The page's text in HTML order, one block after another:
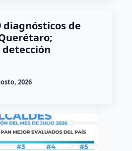
diagnósticos de
2026